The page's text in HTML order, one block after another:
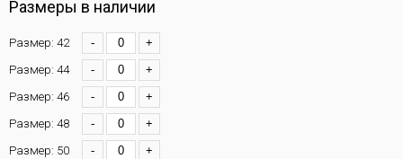
Размеры в наличии
Размер: 42 -
+
Размер: 44
-
+
Размер: 46
-
+
Размер: 48
-
+
Размер: 50
-
+